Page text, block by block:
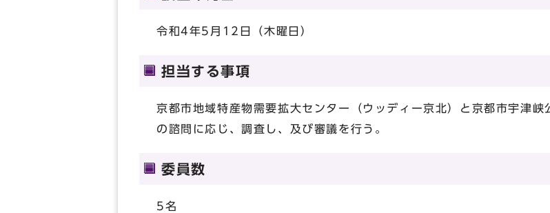
令和4年5月12日（木曜日）
担当する事項
京都市地域特産物需要拡大センター（ウッディー京北）と京都市宇津
の諮問に応じ、調査し、及び審議を行う。
委員数
5名